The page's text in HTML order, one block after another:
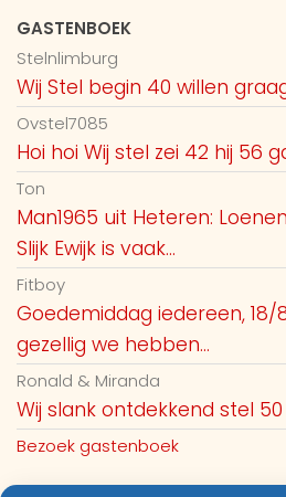
GASTENBOEK
Stelnlimburg
Wij Stel begin 40 willen
Ovstel7085
Hoi hoi Wij stel zei 42 hij 56
Ton
Man1965 uit Heteren:
Slijk Ewijk is vaak...
Fitboy
Goedemiddag iedereen, 18/
gezellig we hebben...
Ronald & Miranda
Wij slank ontdekkend stel 50
Bezoek gastenboek